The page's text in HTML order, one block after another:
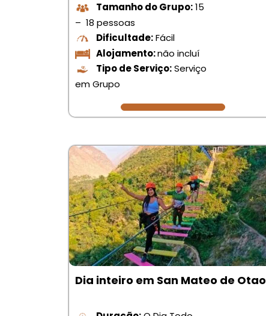
Tamanho do Grupo:15
– 18 pessoas
Dificultade:Fácil
Alojamento:não incluí
Tipo de Serviço:Serviço
em Grupo
Dia inteiro em San Mateo de Otao